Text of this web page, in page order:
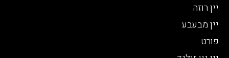
יין רוזה
יין מבעבע
פורט